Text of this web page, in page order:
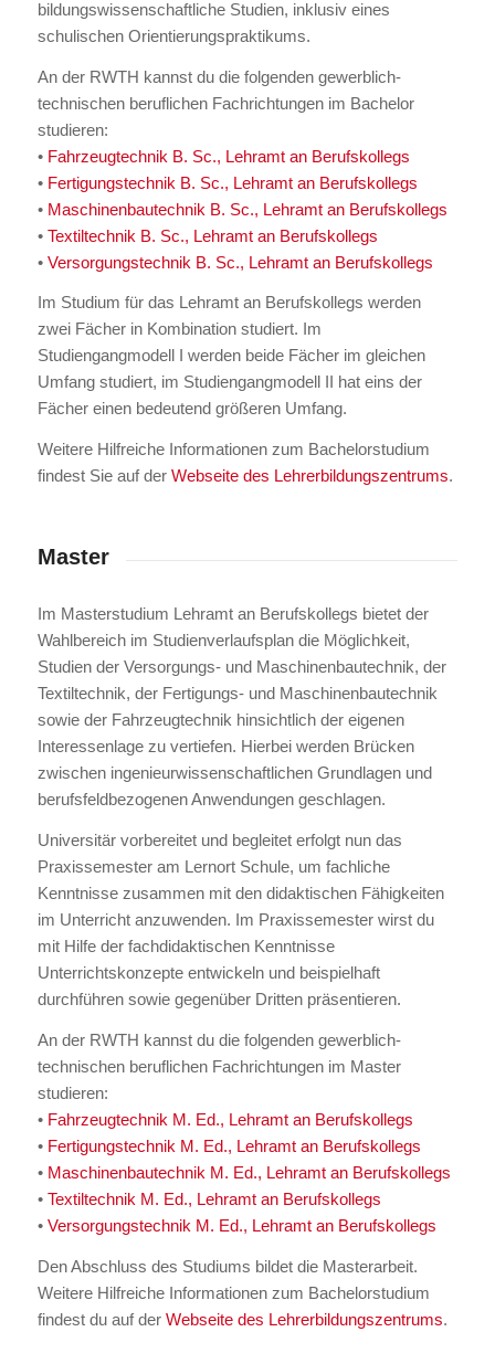
bildungswissenschaftliche Studien, inklusiv eines
schulischen Orientierungspraktikums.
An der RWTH kannst du die folgenden gewerblich-
technischen beruflichen Fachrichtungen im Bachelor
studieren:
•Fahrzeugtechnik B. Sc., Lehramt an Berufskollegs
•Fertigungstechnik B. Sc., Lehramt an Berufskollegs
• Maschinenbautechnik B. Sc., Lehramt an Berufskollegs
• Textiltechnik B. Sc., Lehramt an Berufskollegs
• Versorgungstechnik B. Sc., Lehramt an Berufskollegs
Im Studium für das Lehramt an Berufskollegs werden
zwei Fächer in Kombination studiert. Im
Studiengangmodell I werden beide Fächer im gleichen
Umfang studiert, im Studiengangmodell II hat eins der
Fächer einen bedeutend größeren Umfang.
Weitere Hilfreiche Informationen zum Bachelorstudium
findest Sie auf der Webseite des Lehrerbildungszentrums.
Master
Im Masterstudium Lehramt an Berufskollegs bietet der
Wahlbereich im Studienverlaufsplan die Möglichkeit,
Studien der Versorgungs- und Maschinenbautechnik, der
Textiltechnik, der Fertigungs- und Maschinenbautechnik
sowie der Fahrzeugtechnik hinsichtlich der eigenen
Interessenlage zu vertiefen. Hierbei werden Brücken
zwischen ingenieurwissenschaftlichen Grundlagen und
berufsfeldbezogenen Anwendungen geschlagen.
Universitär vorbereitet und begleitet erfolgt nun das
Praxissemester am Lernort Schule, um fachliche
Kenntnisse zusammen mit den didaktischen Fähigkeiten
im Unterricht anzuwenden. Im Praxissemester wirst du
mit Hilfe der fachdidaktischen Kenntnisse
Unterrichtskonzepte entwickeln und beispielhaft
durchführen sowie gegenüber Dritten präsentieren.
An der RWTH kannst du die folgenden gewerblich-
technischen beruflichen Fachrichtungen im Master
studieren:
•Fahrzeugtechnik M. Ed., Lehramt an Berufskollegs
• Fertigungstechnik M. Ed., Lehramt an Berufskollegs
• Maschinenbautechnik M. Ed., Lehramt an Berufskollegs
• Textiltechnik M. Ed., Lehramt an Berufskollegs
• Versorgungstechnik M. Ed., Lehramt an Berufskollegs
Den Abschluss des Studiums bildet die Masterarbeit.
Weitere Hilfreiche Informationen zum Bachelorstudium
findest du auf der Webseite des Lehrerbildungszentrums.